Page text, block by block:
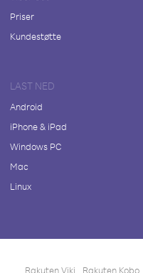
Priser
Kundestøtte
LAST NED
Android
iPhone & iPad
Windows PC
Mac
Linux
Rakuten Viki Rakuten Kobo